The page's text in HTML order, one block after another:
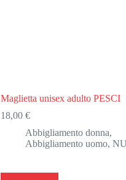
Maglietta unisex adulto PESCI
18,00 €
Abbigliamento donna,
Abbigliamento uomo,